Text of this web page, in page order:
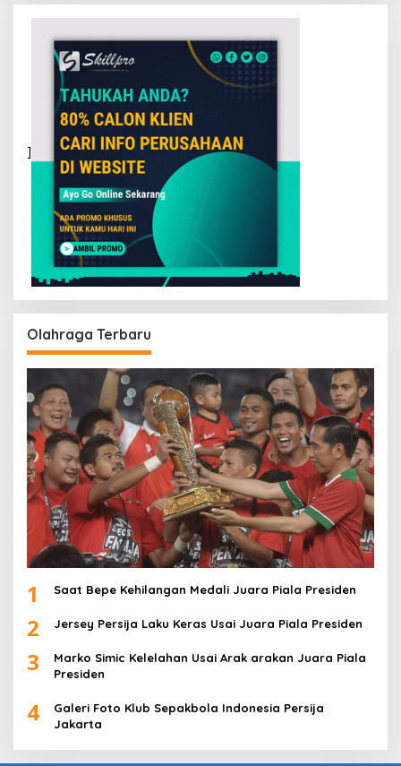
]
Olahraga Terbaru
1 Saat Bepe Kehilangan Medali Juara Piala Presiden
2 Jersey Persija Laku Keras Usai Juara Piala Presiden
3
Marko Simic Kelelahan Usai Arak arakan Juara Piala
Presiden
4
Galeri Foto Klub Sepakbola Indonesia Persija
Jakarta